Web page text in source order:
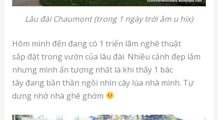
Lâu đài Chaumont (trong 1 ngày trời âm u hix)
Hôm mình đến đang có 1 triển lãm nghê thuật
sắp đặt trong vườn của lâu đài. Nhiều cảnh đẹp lắm
nhưng mình ấn tượng nhất là khi thấy 1 bác
tây đang bần thần ngồi nhìn cây lúa nhà mình. Tự
dưng nhớ nhà ghê ghớm